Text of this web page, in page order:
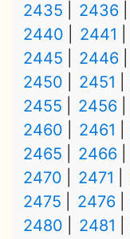
2435
2436
2440
2441
2445
2446
2450
2451
2455
2456
2460
2461
2465
2466
2470
2471
2475
2476
2480
2481